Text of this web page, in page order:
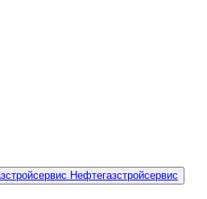
Нефтегазстройсервис